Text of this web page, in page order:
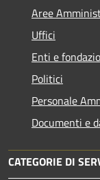
Aree
Uffici
Enti e
Politici
Personale
Documenti e
CATEGORIE DI